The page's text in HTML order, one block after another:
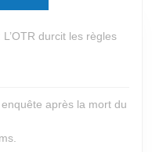
durcit les règles
après la mort du